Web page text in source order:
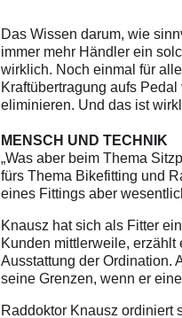
Das Wissen darum, wie
immer mehr Händler ein
wirklich. Noch einmal für
Kraftübertragung aufs
eliminieren. Und das ist
MENSCH UND TECHNIK
„Was aber beim Thema
fürs Thema Bikefitting und
eines Fittings aber
Knausz hat sich als Fitter
Kunden mittlerweile,
Ausstattung der Ordination.
seine Grenzen, wenn er
Raddoktor Knausz ordiniert